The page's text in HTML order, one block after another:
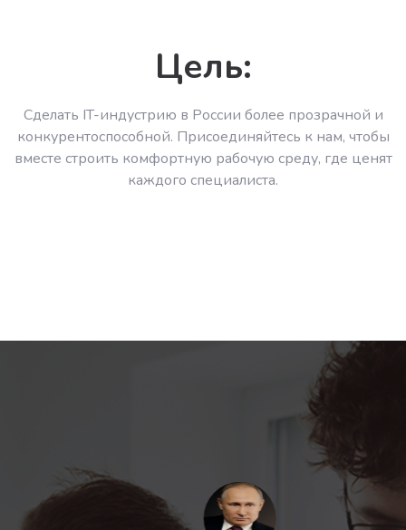
Цель:
Сделать IT-индустрию в России более прозрачной и
конкурентоспособной. Присоединяйтесь к нам, чтобы
вместе строить комфортную рабочую среду, где ценят
каждого специалиста.